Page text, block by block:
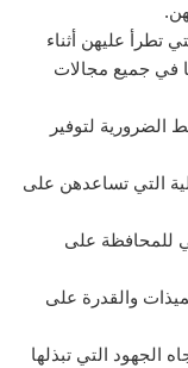
تطرأ عليهن أثناء
في جميع مجالات
لتوفير
التي تساعدهن على
للمحافظة على
والقدرة على
الجهود التي تبذلها